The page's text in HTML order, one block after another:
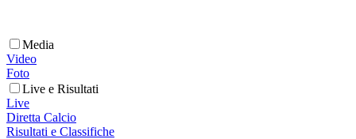
Media
Video
Foto
Live e Risultati
Live
Diretta Calcio
Risultati e Classifiche